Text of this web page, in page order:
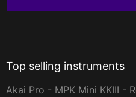
Top selling instruments
Akai Pro - MPK Mini KKIII -